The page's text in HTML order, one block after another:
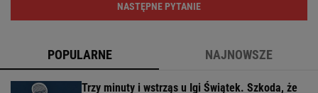
NASTĘPNE PYTANIE
POPULARNE NAJNOWSZE
Trzy minuty i wstrząs u Igi Świątek. Szkoda, że